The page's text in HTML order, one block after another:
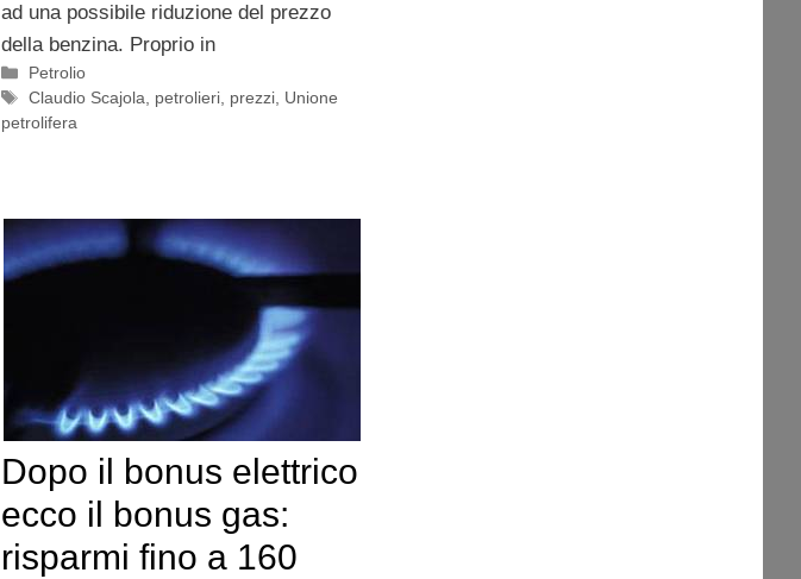
ad una possibile riduzione del prezzo
della benzina. Proprio in
Categorie
Petrolio
Tag
Claudio Scajola, petrolieri, prezzi, Unione
petrolifera
Dopo il bonus elettrico
ecco il bonus gas:
risparmi fino a 160